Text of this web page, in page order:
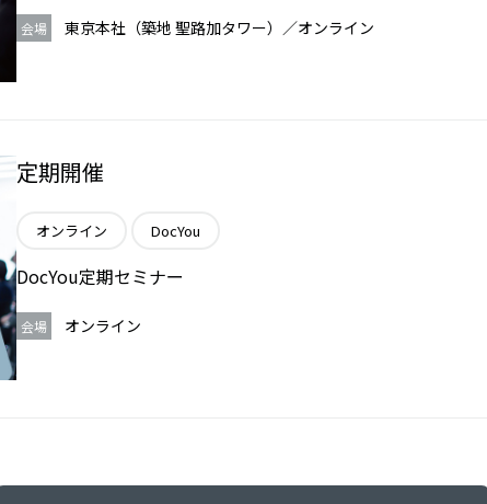
会場 東京本社（築地 聖路加タワー）／オンライン
定期開催
オンライン DocYou
DocYou定期セミナー
会場 オンライン